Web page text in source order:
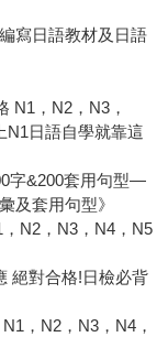
寫日語教材及日語
N1，N2，N3，
日語自學就靠這
字&200套用句型—
及套用句型》
N2，N3，N4，N5
絕對合格!日檢必背
，N2，N3，N4，